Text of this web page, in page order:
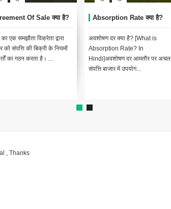
Of Sale क्या है?
का एक समझौता विक्रेता द्वारा
को संपत्ति की बिक्री के नियमों
का गठन करता है। ...
Absorption Rate क्या है?
अवशोषण दर क्या है? [What is
Absorption Rate? In
Hindi]अवशोषण दर आमतौर पर अचल
संपत्ति बाजार में उपयोग...
, Thanks